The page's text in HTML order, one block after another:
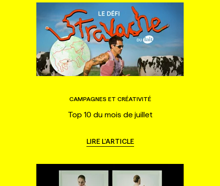
CAMPAGNES ET CRÉATIVITÉ
Top 10 du mois de juillet
LIRE L'ARTICLE